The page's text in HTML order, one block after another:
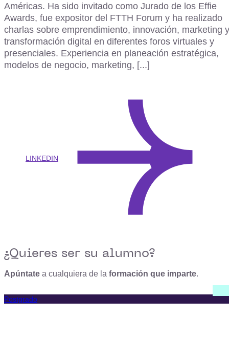
Américas. Ha sido invitado como Jurado de los Effie
Awards, fue expositor del FTTH Forum y ha realizado
charlas sobre emprendimiento, innovación, marketing y
transformación digital en diferentes foros virtuales y
presenciales. Experiencia en planeación estratégica,
modelos de negocio, marketing, [...]
LINKEDIN
¿Quieres ser su alumno?
Apúntate a cualquiera de la formación que imparte.
Postgrado